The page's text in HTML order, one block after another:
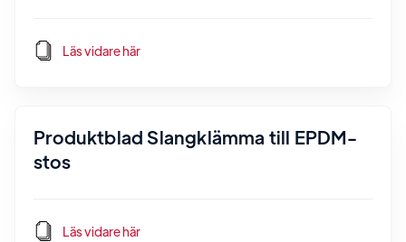
Läs vidare här
Produktblad Slangklämma till EPDM-
stos
Läs vidare här